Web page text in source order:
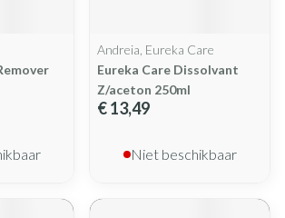
Andreia, Eureka Care
Eureka Care Dissolvant
Z/aceton 250ml
€ 13,49
Niet beschikbaar